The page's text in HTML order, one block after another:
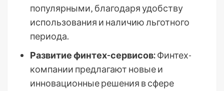
популярными‚ благодаря удобству
использования и наличию льготного
периода.
Развитие финтех-сервисов:Финтех-
компании предлагают новые и
инновационные решения в сфере